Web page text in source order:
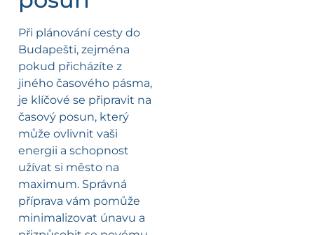
Při plánování cesty do
Budapešti, zejména
pokud přicházíte z
jiného časového pásma,
je klíčové se připravit na
časový posun, který
může ovlivnit vaši
energii a schopnost
užívat si město na
maximum. Správná
příprava vám pomůže
minimalizovat únavu a